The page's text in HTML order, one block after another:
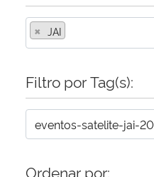
× JAI
Filtro por Tag(s):
Ordenar por: